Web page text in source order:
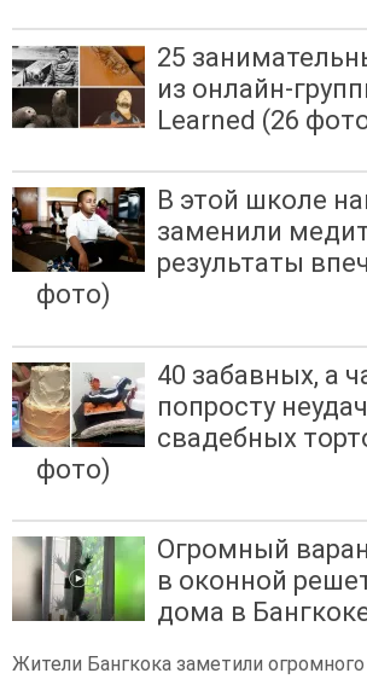
25
из онлайн-
Learned (26
В этой школе
заменили
результаты
фото)
40 забавных, а
попросту
свадебных
фото)
Огромный
в оконной
дома в
Жители Бангкока заметили